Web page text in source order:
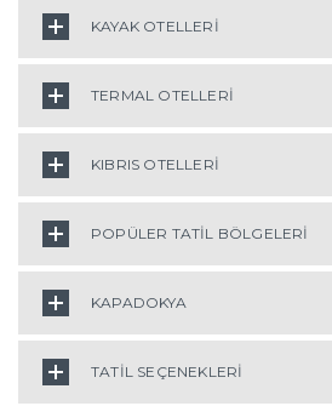
KAYAK OTELLERİ
TERMAL OTELLERİ
KIBRIS OTELLERİ
POPÜLER TATİL BÖLGELERİ
KAPADOKYA
TATİL SEÇENEKLERİ